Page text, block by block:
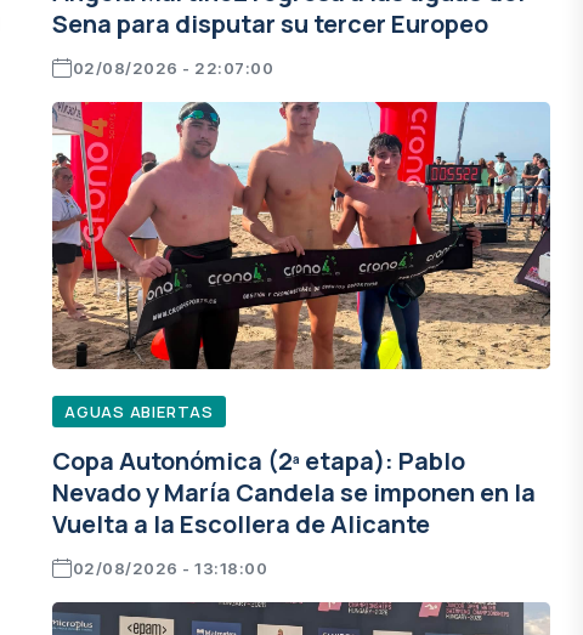
Sena para disputar su tercer Europeo
02/08/2026 - 22:07:00
AGUAS ABIERTAS
Copa Autonómica (2ª etapa): Pablo
Nevado y María Candela se imponen en la
Vuelta a la Escollera de Alicante
02/08/2026 - 13:18:00